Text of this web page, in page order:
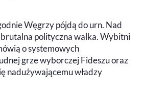
Węgrzy pójdą do urn. Nad
polityczna walka. Wybitni
o systemowych
grze wyborczej Fideszu oraz
nadużywającemu władzy